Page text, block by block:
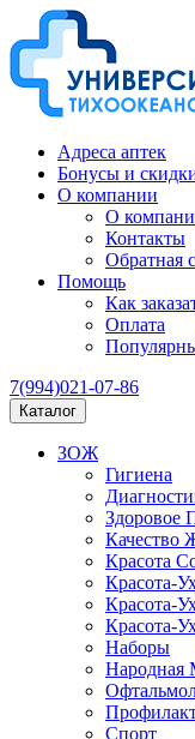
Адреса аптек
Бонусы и
О компании
О
Контакты
Обратная
Помощь
Как
Оплата
7(994)021-07-86
Каталог
ЗОЖ
Гигиена
Здоровое
Качество
Красота
Красота-
Красота-
Красота-
Наборы
Народная
Спорт